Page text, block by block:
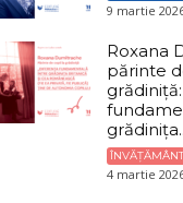
9 martie
Roxana
părinte
4 martie